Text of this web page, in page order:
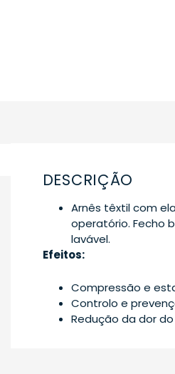
DESCRIÇÃO
Arnês têxtil com
operatório. Fecho
lavável.
Efeitos:
Compressão e
Controlo e
Redução da dor